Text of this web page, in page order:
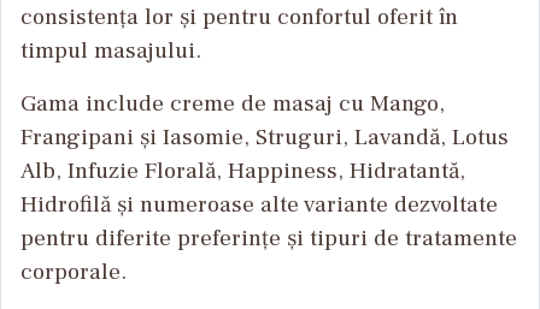
consistența lor și pentru confortul oferit în
timpul masajului.
Gama include creme de masaj cu Mango,
Frangipani și Iasomie, Struguri, Lavandă, Lotus
Alb, Infuzie Florală, Happiness, Hidratantă,
Hidrofilă și numeroase alte variante dezvoltate
pentru diferite preferințe și tipuri de tratamente
corporale.